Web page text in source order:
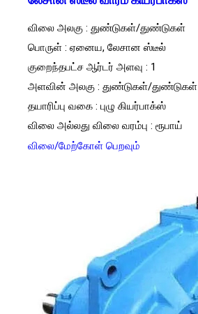
விலை அலகு : துண்டுகள்/துண்டுகள்
பொருள் : ஏனைய, லேசான ஸ்டீல்
குறைந்தபட்ச ஆர்டர் அளவு : 1
அளவின் அலகு : துண்டுகள்/துண்டுகள்
தயாரிப்பு வகை : புழு கியர்பாக்ஸ்
விலை அல்லது விலை வரம்பு : ரூபாய்
விலை/மேற்கோள் பெறவும்